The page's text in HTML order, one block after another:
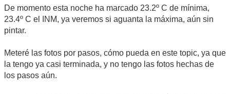
De momento esta noche ha marcado 23.2º C de mínima,
23.4º C el INM, ya veremos si aguanta la máxima, aún sin
pintar.
Meteré las fotos por pasos, cómo pueda en este topic, ya que
la tengo ya casi terminada, y no tengo las fotos hechas de
los pasos aún.